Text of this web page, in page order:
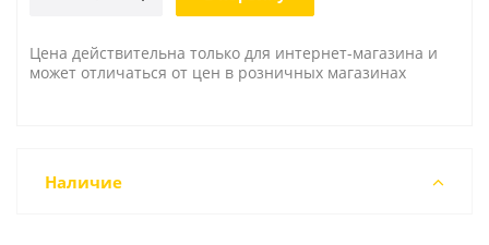
Цена действительна только для интернет-магазина и
может отличаться от цен в розничных магазинах
Наличие